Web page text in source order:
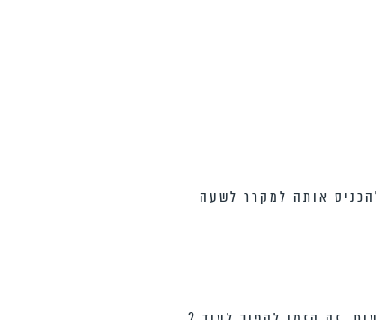
אותה למקרר לשעה